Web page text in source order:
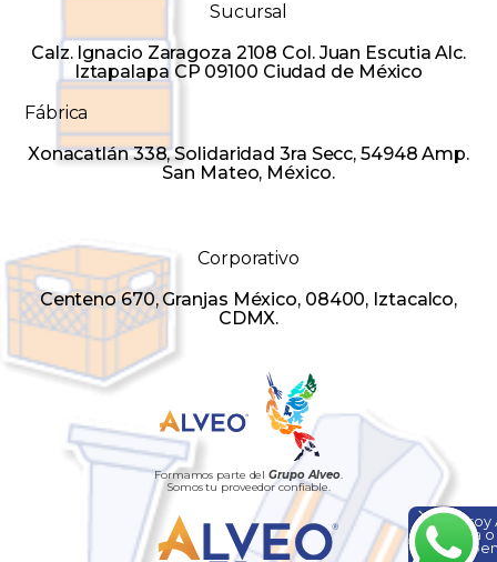
Sucursal
Calz. Ignacio Zaragoza 2108 Col. Juan Escutia Alc.
Iztapalapa CP 09100 Ciudad de México
Fábrica
Xonacatlán 338, Solidaridad 3ra Secc, 54948 Amp.
San Mateo, México.
Corporativo
Centeno 670, Granjas México, 08400, Iztacalco,
CDMX.
Formamos parte delGrupo Alveo.
Somos tu proveedor confiable.
Hola, soy
ayuda